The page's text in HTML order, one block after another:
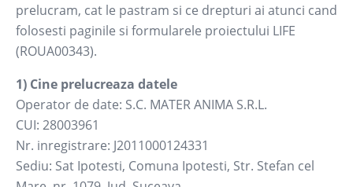
prelucram, cat le pastram si ce drepturi ai atunci cand
folosesti paginile si formularele proiectului LIFE
(ROUA00343).
1) Cine prelucreaza datele
Operator de date: S.C. MATER ANIMA S.R.L.
CUI: 28003961
Nr. inregistrare: J2011000124331
Sediu: Sat Ipotesti, Comuna Ipotesti, Str. Stefan cel